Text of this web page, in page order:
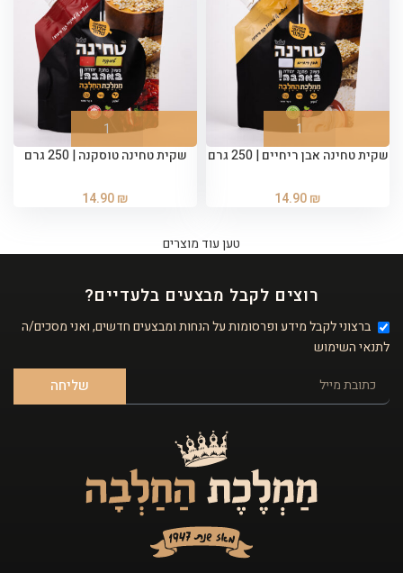
שקית טחינה אבן ריחיים | 250 גרם
14.90₪
שקית טחינה טוסקנה | 250 גרם
14.90₪
טען עוד מוצרים
רוצים לקבל מבצעים בלעדיים?
ברצוני לקבל מידע ופרסומות על הנחות ומבצעים חדשים, ואני מסכים/ה
לתנאי השימוש
שליחה